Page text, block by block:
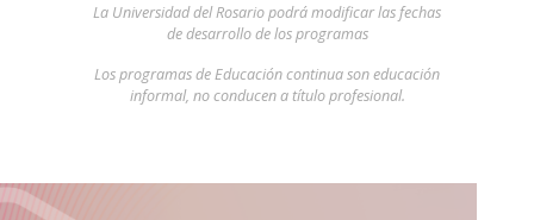
La Universidad del Rosario podrá modificar las fechas
de desarrollo de los programas
Los programas de Educación continua son educación
informal, no conducen a título profesional.